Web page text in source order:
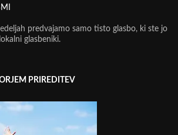
predvajamo samo tisto glasbo, ki ste jo
glasbeniki.
PRIREDITEV